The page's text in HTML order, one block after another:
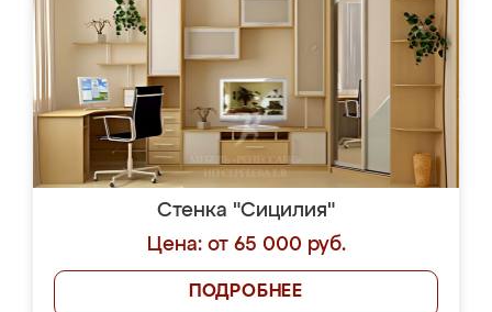
Стенка "Сицилия"
Цена: от 65 000 руб.
ПОДРОБНЕЕ